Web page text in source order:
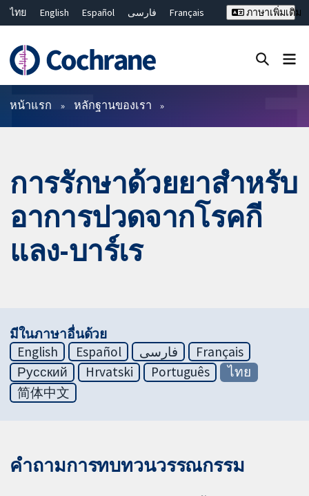
ไทย English Español فارسی
Français
Bahasa Malaysia
繁體中文 简体中文
ภาษาเพิ่มเติม
ตัวกรอง
หน้าแรก หลักฐานของเรา
การรักษาด้วยยาสำหรับ
อาการปวดจากโรคกี
แลง-บาร์เร
มีในภาษาอื่นด้วย
English
Español فارسی
Français
Русский
Hrvatski Português
ไทย
简体中文
คำถามการทบทวนวรรณกรรม